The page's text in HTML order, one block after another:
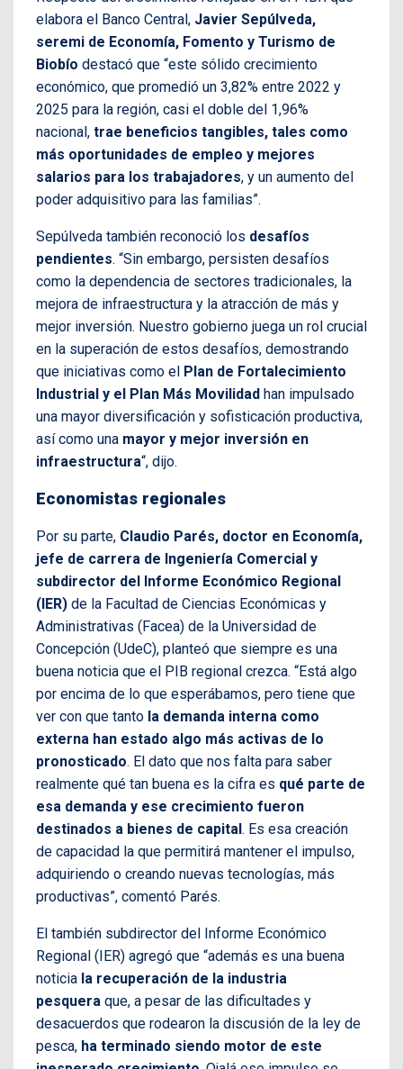
elabora el Banco Central, Javier Sepúlveda,
seremi de Economía, Fomento y Turismo de
Biobío destacó que “este sólido crecimiento
económico, que promedió un 3,82% entre 2022 y
2025 para la región, casi el doble del 1,96%
nacional, trae beneficios tangibles, tales como
más oportunidades de empleo y mejores
salarios para los trabajadores, y un aumento del
poder adquisitivo para las familias”.
Sepúlveda también reconoció los desafíos
pendientes. “Sin embargo, persisten desafíos
como la dependencia de sectores tradicionales, la
mejora de infraestructura y la atracción de más y
mejor inversión. Nuestro gobierno juega un rol crucial
en la superación de estos desafíos, demostrando
que iniciativas como el Plan de Fortalecimiento
Industrial y el Plan Más Movilidad han impulsado
una mayor diversificación y sofisticación productiva,
así como una mayor y mejor inversión en
infraestructura“, dijo.
Economistas regionales
Por su parte, Claudio Parés, doctor en Economía,
jefe de carrera de Ingeniería Comercial y
subdirector del Informe Económico Regional
(IER) de la Facultad de Ciencias Económicas y
Administrativas (Facea) de la Universidad de
Concepción (UdeC), planteó que siempre es una
buena noticia que el PIB regional crezca. “Está algo
por encima de lo que esperábamos, pero tiene que
ver con que tanto la demanda interna como
externa han estado algo más activas de lo
pronosticado. El dato que nos falta para saber
realmente qué tan buena es la cifra es qué parte de
esa demanda y ese crecimiento fueron
destinados a bienes de capital . Es esa creación
de capacidad la que permitirá mantener el impulso,
adquiriendo o creando nuevas tecnologías, más
productivas”, comentó Parés.
El también subdirector del Informe Económico
Regional (IER) agregó que “además es una buena
noticia la recuperación de la industria
pesquera que, a pesar de las dificultades y
desacuerdos que rodearon la discusión de la ley de
pesca, ha terminado siendo motor de este